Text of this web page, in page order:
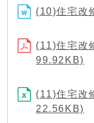
(10)住宅改
(11)住宅改
99.92KB)
(11)住宅改
22.56KB)